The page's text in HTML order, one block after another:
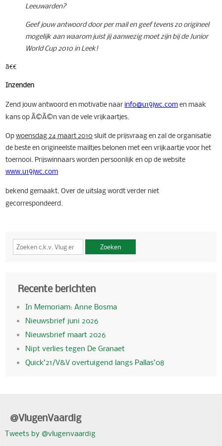
Leeuwarden?
Geef jouw antwoord door per mail en geef tevens zo origineel
mogelijk aan waarom juist jij aanwezig moet zijn bij de Junior
World Cup 2010 in Leek!
ã€€
Inzenden
Zend jouw antwoord en motivatie naar info@u19jwc.comen maak
kans op Ã©Ã©n van de vele vrijkaartjes.
Opwoensdag 24 maart 2010 sluit de prijsvraag en zal de organisatie
de beste en origineelste mailtjes belonen met een vrijkaartje voor het
toernooi. Prijswinnaars worden persoonlijk en op de website
www.u19jwc.com
bekend gemaakt. Over de uitslag wordt verder niet
gecorrespondeerd.
Zoeken
Recente berichten
In Memoriam: Anne Bosma
Nieuwsbrief juni 2026
Nieuwsbrief maart 2026
Nipt verlies tegen De Granaet
Quick’21/V&V overtuigend langs Pallas’08
@VlugenVaardig
Tweets by @vlugenvaardig